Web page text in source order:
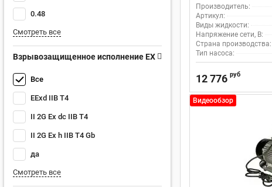
0.48
Смотреть все
Взрывозащищенное исполнение EX
Все
EExd IIB T4
II 2G Ex dc IIB T4
II 2G Ex h IIB T4 Gb
да
Смотреть все
Производитель:
Артикул:
Виды жидкости:
Напряжение сети, В:
Страна производства:
Тип насоса:
12 776 руб
Видеообзор